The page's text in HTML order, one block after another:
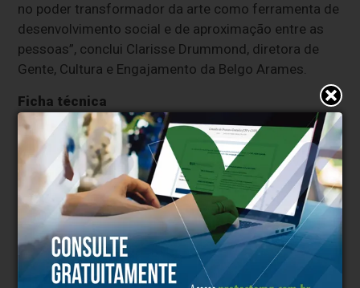
no poder transformador da arte como ferramenta de
desenvolvimento social e de aproximação entre as
pessoas”, conclui Clarisse Drummond, diretora de
Gente, Cultura e Engajamento da Belgo Arames.
Ficha técnica
Direção: Deinha Baruqui | Direção de manipulação:
Ana Fagundes | Produção: Léo
Campos e Deinha Baruqui | Confecção de bonecos e
cenografia: Ana Fagundes e Israel Silva | Figurinos e
acabamentos: - Camila Polatscheck | Trilha sonora:
Gabriel Costa e Max Lehmann | Vozes:
Beatriz Apocalypse, Bella Micheline, Deinha Baruqui,
Malu Baruqui e Ulisses Tavares